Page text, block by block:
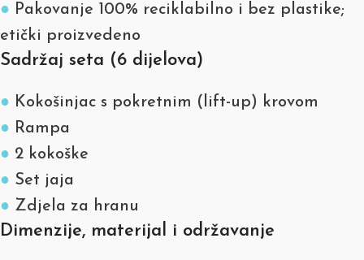
● Pakovanje 100% reciklabilno i bez plastike;
etički proizvedeno
Sadržaj seta (6 dijelova)
● Kokošinjac s pokretnim (lift-up) krovom
● Rampa
● 2 kokoške
● Set jaja
● Zdjela za hranu
Dimenzije, materijal i održavanje